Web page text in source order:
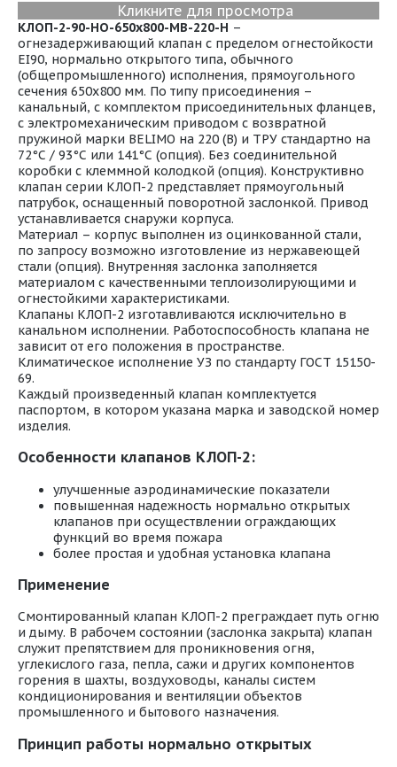
Кликните для просмотра
КЛОП-2-90-НО-650х800-МВ-220-Н –
огнезадерживающий клапан с пределом огнестойкости
EI90, нормально открытого типа, обычного
(общепромышленного) исполнения, прямоугольного
сечения 650х800 мм. По типу присоединения –
канальный, с комплектом присоединительных фланцев,
с электромеханическим приводом с возвратной
пружиной марки BELIMO на 220 (В) и ТРУ стандартно на
72°С / 93°С или 141°С (опция). Без соединительной
коробки с клеммной колодкой (опция). Конструктивно
клапан серии КЛОП-2 представляет прямоугольный
патрубок, оснащенный поворотной заслонкой. Привод
устанавливается снаружи корпуса.
Материал – корпус выполнен из оцинкованной стали,
по запросу возможно изготовление из нержавеющей
стали (опция). Внутренняя заслонка заполняется
материалом с качественными теплоизолирующими и
огнестойкими характеристиками.
Клапаны КЛОП-2 изготавливаются исключительно в
канальном исполнении. Работоспособность клапана не
зависит от его положения в пространстве.
Климатическое исполнение УЗ по стандарту ГОСТ 15150-
69.
Каждый произведенный клапан комплектуется
паспортом, в котором указана марка и заводской номер
изделия.
Особенности клапанов КЛОП-2:
улучшенные аэродинамические показатели
повышенная надежность нормально открытых
клапанов при осуществлении ограждающих
функций во время пожара
более простая и удобная установка клапана
Применение
Смонтированный клапан КЛОП-2 преграждает путь огню
и дыму. В рабочем состоянии (заслонка закрыта) клапан
служит препятствием для проникновения огня,
углекислого газа, пепла, сажи и других компонентов
горения в шахты, воздуховоды, каналы систем
кондиционирования и вентиляции объектов
промышленного и бытового назначения.
Принцип работы нормально открытых